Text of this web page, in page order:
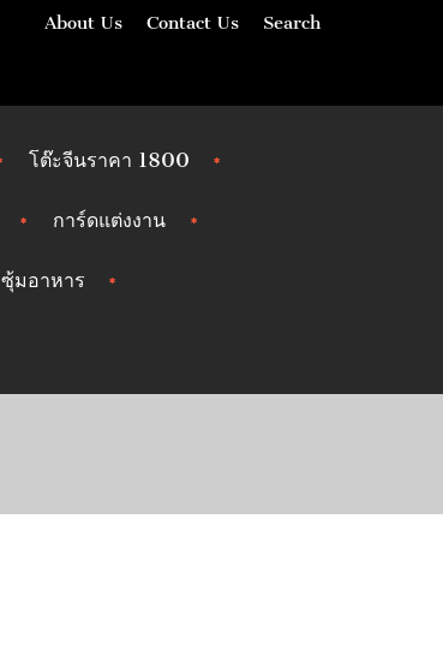
About Us Contact Us Search
โต๊ะจีนราคา 1800
การ์ดแต่งงาน
ซุ้มอาหาร